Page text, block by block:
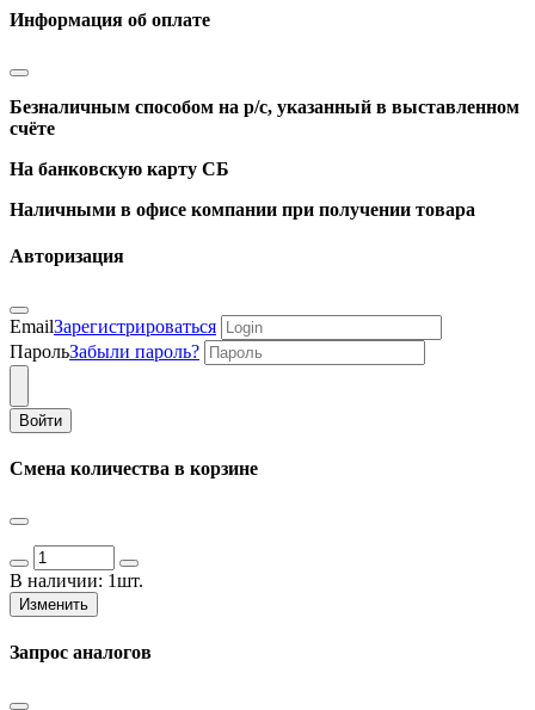
Информация об оплате
Безналичным способом на р/с, указанный в выставленном
счёте
На банковскую карту СБ
Наличными в офисе компании при получении товара
Авторизация
EmailЗарегистрироваться
ПарольЗабыли пароль?
Войти
Смена количества в корзине
В наличии: 1шт.
Изменить
Запрос аналогов